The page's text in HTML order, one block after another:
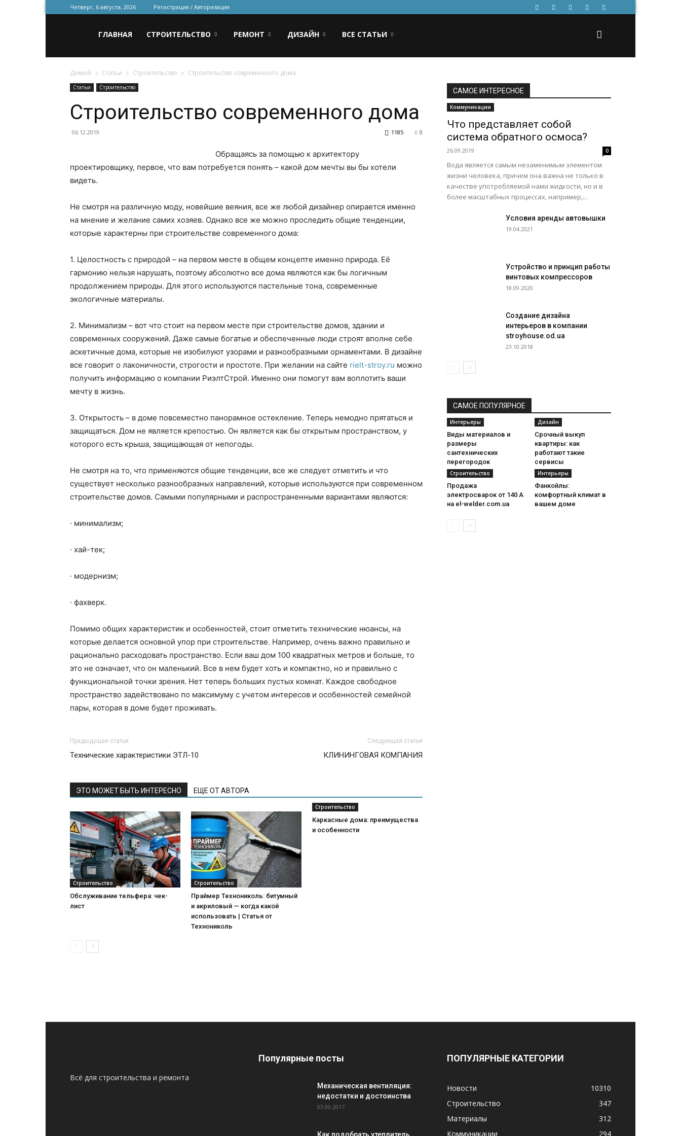
Четверг, 6 августа, 2026 Регистрация / Авторизация
для
строительства
ГЛАВНАЯ СТРОИТЕЛЬСТВО РЕМОНТ ДИЗАЙН ВСЕ СТАТЬИ
Домой Статьи Строительство Строительство современного дома
Статьи Строительство
Строительство современного дома
06.12.2019 0
1185
Обращаясь за помощью к архитектору
проектировщику, первое, что вам потребуется понять – какой дом мечты вы бы хотели
видеть.
Не смотря на различную моду, новейшие веяния, все же любой дизайнер опирается именно
на мнение и желание самих хозяев. Однако все же можно проследить общие тенденции,
которые характерны при строительстве современного дома:
1. Целостность с природой – на первом месте в общем концепте именно природа. Её
гармонию нельзя нарушать, поэтому абсолютно все дома являются как бы логичным
продолжением природы. Для этого используются пастельные тона, современные
экологичные материалы.
2. Минимализм – вот что стоит на первом месте при строительстве домов, здании и
современных сооружений. Даже самые богатые и обеспеченные люди строят вполне себе
аскетичные дома, которые не изобилуют узорами и разнообразными орнаментами. В дизайне
все говорит о лаконичности, строгости и простоте. При желании на сайте rielt-stroy.ru можно
получить информацию о компании РиэлтСтрой. Именно они помогут вам воплотить ваши
мечту в жизнь.
3. Открытость – в доме повсеместно панорамное остекление. Теперь немодно прятаться и
защищаться. Дом не является крепостью. Он является как бы открытым пространством, у
которого есть крыша, защищающая от непогоды.
Не смотря на то, что применяются общие тенденции, все же следует отметить и что
существует несколько разнообразных направлений, которые используются при современном
строительстве домов. Самыми популярными и распространенными вариантами являются:
· минимализм;
· хай-тек;
· модернизм;
· фахверк.
Помимо общих характеристик и особенностей, стоит отметить технические нюансы, на
которые делается основной упор при строительстве. Например, очень важно правильно и
рационально расходовать пространство. Если ваш дом 100 квадратных метров и больше, то
это не означает, что он маленький. Все в нем будет хоть и компактно, но и правильно с
функциональной точки зрения. Нет теперь больших пустых комнат. Каждое свободное
пространство задействовано по максимуму с учетом интересов и особенностей семейной
пары, которая в доме будет проживать.
Предыдущая статья
Технические характеристики ЭТЛ-10
Следующая статья
КЛИНИНГОВАЯ КОМПАНИЯ
ЭТО МОЖЕТ БЫТЬ ИНТЕРЕСНО ЕЩЕ ОТ АВТОРА
Строительство
Обслуживание тельфера: чек-
лист
Строительство
Праймер Технониколь: битумный
и акриловый — когда какой
использовать | Статья от
Технониколь
Строительство
Каркасные дома: преимущества
и особенности
САМОЕ ИНТЕРЕСНОЕ
Коммуникации
Что представляет собой
система обратного осмоса?
26.09.2019 0
Вода является самым незаменимым элементом
жизни человека, причем она важна не только в
качестве употребляемой нами жидкости, но и в
более масштабных процессах, например,...
Условия аренды автовышки
19.04.2021
Устройство и принцип работы
винтовых компрессоров
18.09.2020
Создание дизайна
интерьеров в компании
stroyhouse.od.ua
23.10.2018
САМОЕ ПОПУЛЯРНОЕ
Интерьеры
Виды материалов и
размеры
сантехнических
перегородок
Дизайн
Срочный выкуп
квартиры: как
работают такие
сервисы
Строительство
Продажа
электросварок от 140 А
на el-welder.com.ua
Интерьеры
Фанкойлы:
комфортный климат в
вашем доме
Всё для строительства и ремонта
Популярные посты
Механическая вентиляция:
недостатки и достоинства
03.09.2017
ПОПУЛЯРНЫЕ КАТЕГОРИИ
Новости
10310
Строительство
347
Материалы
312
Коммуникации
294